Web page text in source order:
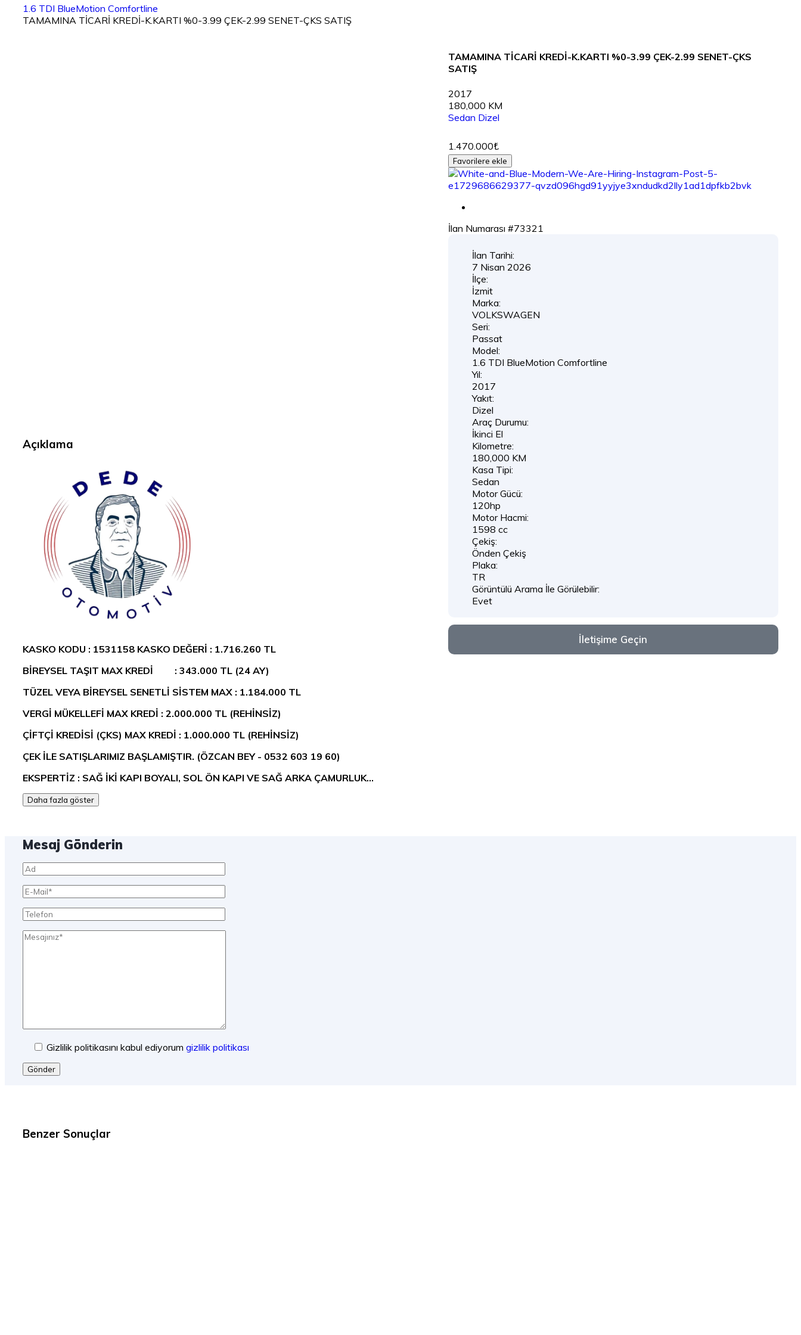
1.6 TDI BlueMotion Comfortline
TAMAMINA TİCARİ KREDİ-K.KARTI %0-3.99 ÇEK-2.99 SENET-ÇKS SATIŞ
Açıklama
KASKO KODU : 1531158 KASKO DEĞERİ : 1.716.260 TL
BİREYSEL TAŞIT MAX KREDİ : 343.000 TL (24 AY)
TÜZEL VEYA BİREYSEL SENETLİ SİSTEM MAX : 1.184.000 TL
VERGİ MÜKELLEFİ MAX KREDİ : 2.000.000 TL (REHİNSİZ)
ÇİFTÇİ KREDİSİ (ÇKS) MAX KREDİ : 1.000.000 TL (REHİNSİZ)
ÇEK İLE SATIŞLARIMIZ BAŞLAMIŞTIR. (ÖZCAN BEY - 0532 603 19 60)
EKSPERTİZ : SAĞ İKİ KAPI BOYALI, SOL ÖN KAPI VE SAĞ ARKA ÇAMURLUK…
Daha fazla göster
TAMAMINA TİCARİ KREDİ-K.KARTI %0-3.99 ÇEK-2.99 SENET-ÇKS
SATIŞ
2017
180,000 KM
Sedan Dizel
1.470.000₺
Favorilere ekle
İlan Numarası #73321
İlan Tarihi:
7 Nisan 2026
İlçe:
İzmit
Marka:
VOLKSWAGEN
Seri:
Passat
Model:
1.6 TDI BlueMotion Comfortline
Yıl:
2017
Yakıt:
Dizel
Araç Durumu:
İkinci El
Kilometre:
180,000 KM
Kasa Tipi:
Sedan
Motor Gücü:
120hp
Motor Hacmi:
1598 cc
Çekiş:
Önden Çekiş
Plaka:
TR
Görüntülü Arama İle Görülebilir:
Evet
İletişime Geçin
Mesaj Gönderin
Gizlilik politikasını kabul ediyorum gizlilik politikası
Gönder
Benzer Sonuçlar